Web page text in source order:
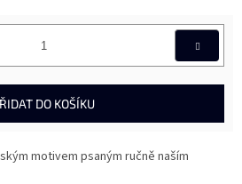
DO KOŠÍKU
motivem psaným ručně naším